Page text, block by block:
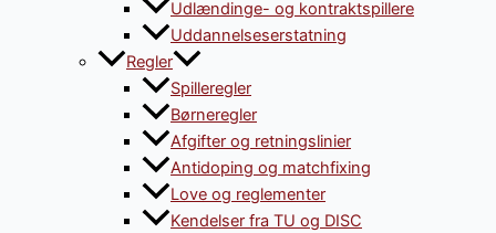
Udlændinge- og kontraktspillere
Uddannelseserstatning
Regler
Spilleregler
Børneregler
Afgifter og retningslinier
Antidoping og matchfixing
Love og reglementer
Kendelser fra TU og DISC